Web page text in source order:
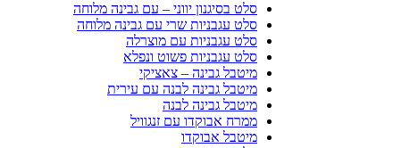
סלט בסיגנון יווני – עם גבינה מלוחה
סלט עגבניות שרי עם גבינה מלוחה
סלט עגבניות עם מוצרלה
סלט עגבניות פשוט ונפלא
מיטבל גבינה – צאציקי
מיטבל גבינה לבנה עם עירית
מיטבל גבינה לבנה
ממרח אבוקדו עם זנגוויל
מיטבל אבוקדו